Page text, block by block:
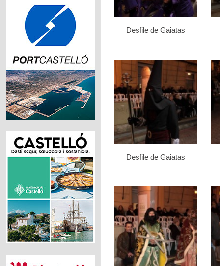
Desfile de Gaiatas
Desfile de Gaiatas